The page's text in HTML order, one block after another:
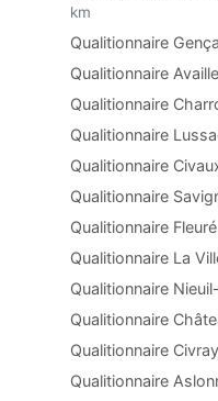
km
Qualitionnaire
Qualitionnaire
Qualitionnaire
Qualitionnaire
Qualitionnaire
Qualitionnaire
Qualitionnaire Fleuré
Qualitionnaire La
Qualitionnaire
Qualitionnaire
Qualitionnaire Civray
Qualitionnaire